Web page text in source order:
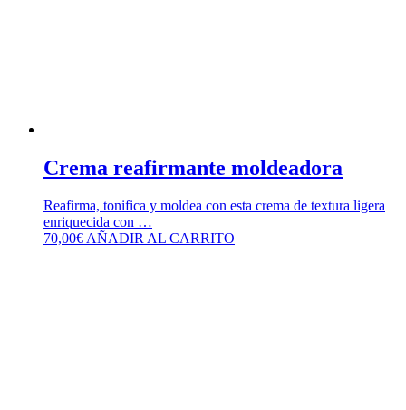
Crema reafirmante moldeadora
Reafirma, tonifica y moldea con esta crema de textura ligera
enriquecida con …
70,00€AÑADIR AL CARRITO